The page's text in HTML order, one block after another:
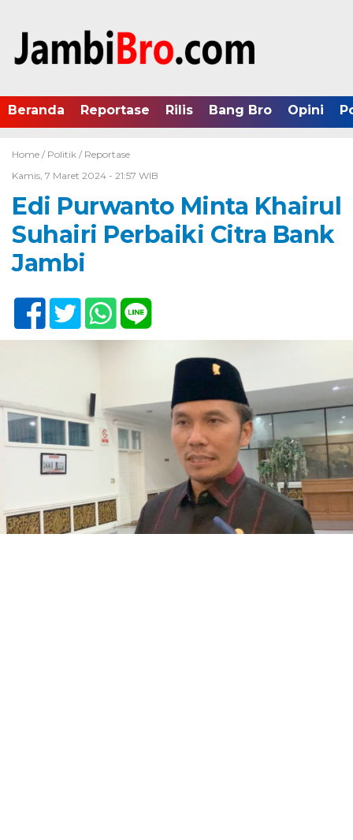
Beranda Reportase Rilis Bang Bro Opini
Home / Politik / Reportase
Kamis, 7 Maret 2024 - 21:57 WIB
Edi Purwanto Minta Khairul
Suhairi Perbaiki Citra Bank
Jambi